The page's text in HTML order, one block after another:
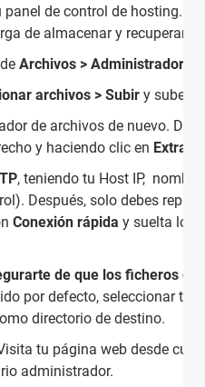
panel de control de hosting.
de almacenar y recuperar
Archivos > Administrador de
archivos > Subir y sube el
de archivos de nuevo.
y haciendo clic en Extraer.
, teniendo tu Host IP,
Después, solo debes
Conexión rápida y suelta los
de que los ficheros de
por defecto, seleccionar
directorio de destino.
tu página web desde
administrador.